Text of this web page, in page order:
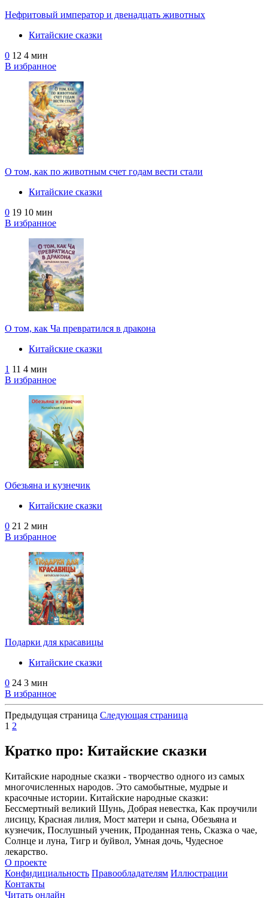
Нефритовый император и двенадцать животных
Китайские сказки
0 12 4 мин
В избранное
О том, как по животным счет годам вести стали
Китайские сказки
0 19 10 мин
В избранное
О том, как Ча превратился в дракона
Китайские сказки
1 11 4 мин
В избранное
Обезьяна и кузнечик
Китайские сказки
0 21 2 мин
В избранное
Подарки для красавицы
Китайские сказки
0 24 3 мин
В избранное
Предыдущая страница Следующая страница
1 2
Кратко про: Китайские сказки
Китайские народные сказки - творчество одного из самых
многочисленных народов. Это самобытные, мудрые и
красочные истории. Китайские народные сказки:
Бессмертный великий Шунь, Добрая невестка, Как проучили
лисицу, Красная лилия, Мост матери и сына, Обезьяна и
кузнечик, Послушный ученик, Проданная тень, Сказка о чае,
Солнце и луна, Тигр и буйвол, Умная дочь, Чудесное
лекарство.
О проекте
Конфидициальность Правообладателям Иллюстрации
Контакты
Читать онлайн